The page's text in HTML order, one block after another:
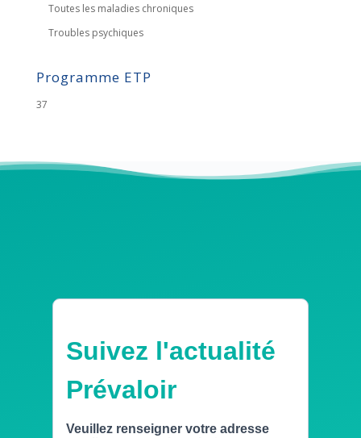
Toutes les maladies chroniques
Troubles psychiques
Programme ETP
37